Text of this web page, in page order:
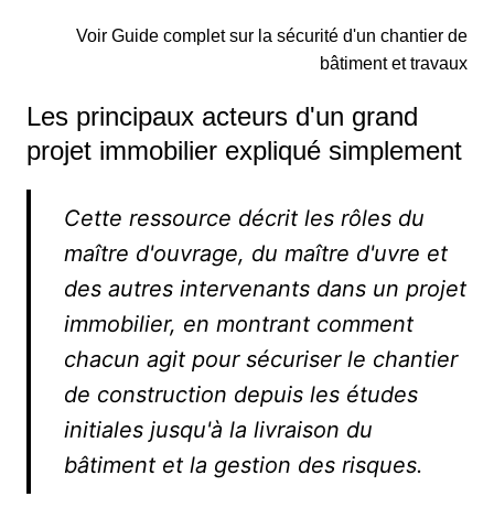
Voir Guide complet sur la sécurité d'un chantier de
bâtiment et travaux
Les principaux acteurs d'un grand
projet immobilier expliqué simplement
Cette ressource décrit les rôles du
maître d'ouvrage, du maître d'uvre et
des autres intervenants dans un projet
immobilier, en montrant comment
chacun agit pour sécuriser le chantier
de construction depuis les études
initiales jusqu'à la livraison du
bâtiment et la gestion des risques.